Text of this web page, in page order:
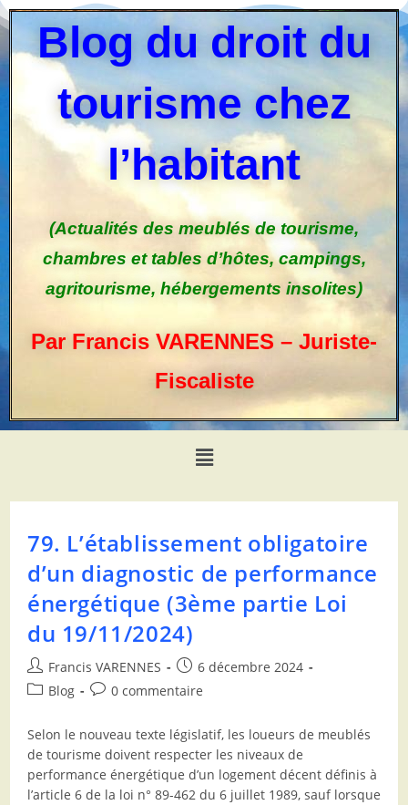
Blog du droit du
tourisme chez
l’habitant
(Actualités des meublés de tourisme,
chambres et tables d’hôtes, campings,
agritourisme, hébergements insolites)
Par Francis VARENNES – Juriste-
Fiscaliste
79. L’établissement obligatoire
d’un diagnostic de performance
énergétique (3ème partie Loi
du 19/11/2024)
Francis VARENNES
6 décembre 2024
Blog
0 commentaire
Selon le nouveau texte législatif, les loueurs de meublés
de tourisme doivent respecter les niveaux de
performance énergétique d’un logement décent définis à
l’article 6 de la loi n° 89-462 du 6 juillet 1989, sauf lorsque